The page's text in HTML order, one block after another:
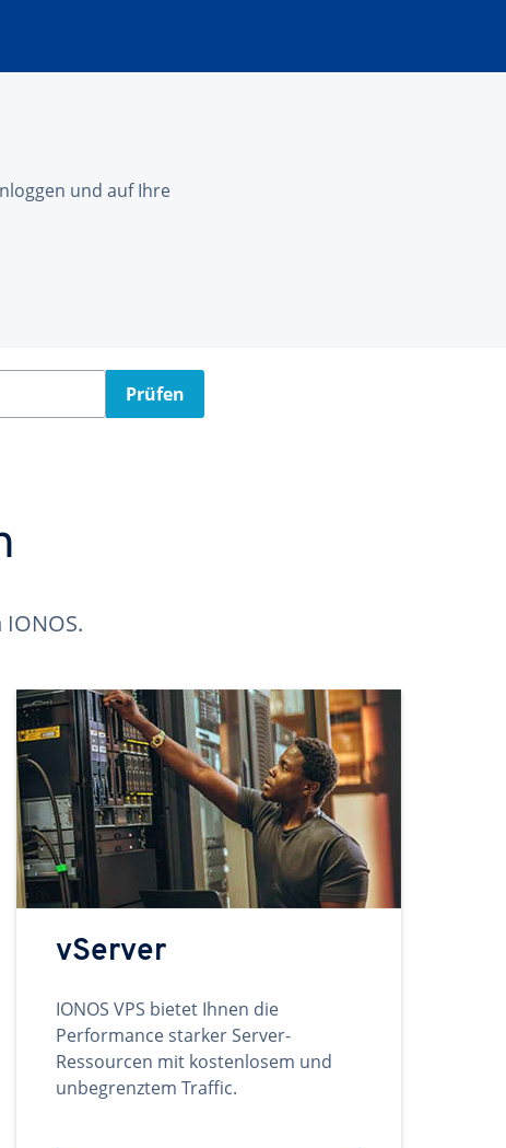
und auf Ihre
Prüfen
vServer
IONOS VPS bietet Ihnen die
Performance starker Server-
Ressourcen mit kostenlosem und
unbegrenztem Traffic.